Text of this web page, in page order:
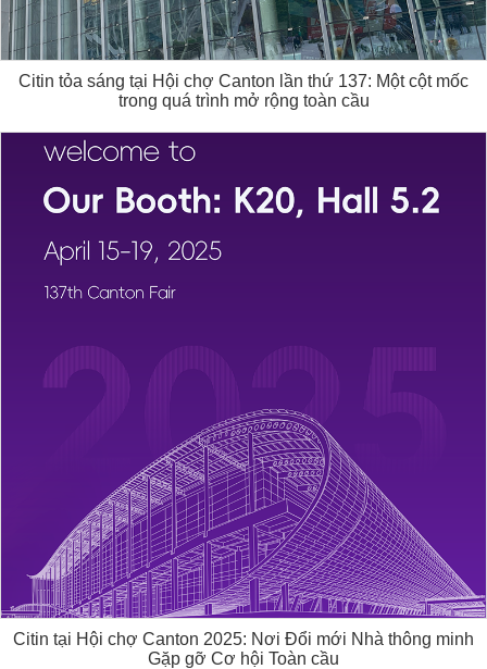
Citin tỏa sáng tại Hội chợ Canton lần thứ 137: Một cột mốc
trong quá trình mở rộng toàn cầu
Citin tại Hội chợ Canton 2025: Nơi Đổi mới Nhà thông minh
Gặp gỡ Cơ hội Toàn cầu